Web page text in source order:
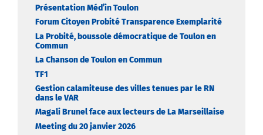
Présentation Méd’in Toulon
Forum Citoyen Probité Transparence Exemplarité
La Probité, boussole démocratique de Toulon en
Commun
La Chanson de Toulon en Commun
TF1
Gestion calamiteuse des villes tenues par le RN
dans le VAR
Magali Brunel face aux lecteurs de La Marseillaise
Meeting du 20 janvier 2026